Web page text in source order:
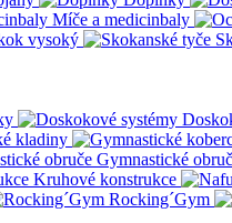
Míče a medicinbaly
vysoký
kladiny
Gymnastické
Kruhové konstrukce
Rocking´Gym